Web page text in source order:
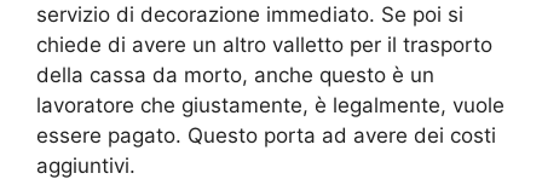
servizio di decorazione immediato. Se poi si
chiede di avere un altro valletto per il trasporto
della cassa da morto, anche questo è un
lavoratore che giustamente, è legalmente, vuole
essere pagato. Questo porta ad avere dei costi
aggiuntivi.